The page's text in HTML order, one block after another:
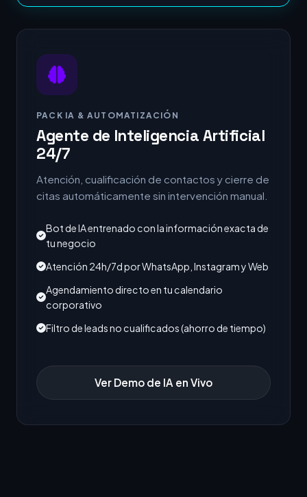
PACK IA & AUTOMATIZACIÓN
Agente de Inteligencia Artificial
24/7
Atención, cualificación de contactos y cierre de
citas automáticamente sin intervención manual.
Bot de IA entrenado con la información exacta de
tu negocio
Atención 24h/7d por WhatsApp, Instagram y Web
Agendamiento directo en tu calendario
corporativo
Filtro de leads no cualificados (ahorro de tiempo)
Ver Demo de IA en Vivo